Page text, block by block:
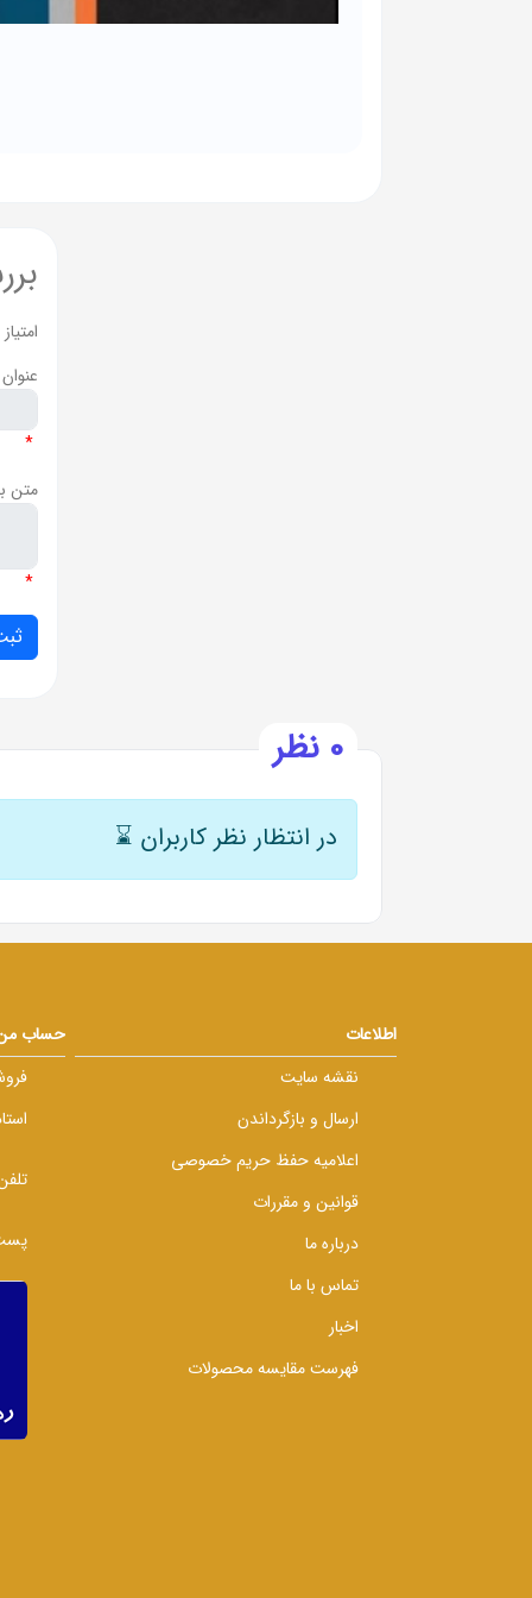
امتیاز
*
متن
*
0 نظر
در انتظار نظر کاربران ⌛
اطلاعات
نقشه سایت
ارسال و بازگرداندن
اعلامیه حفظ حریم خصوصی
قوانین و مقررات
درباره ما
تماس با ما
اخبار
فهرست مقایسه محصولات
حساب